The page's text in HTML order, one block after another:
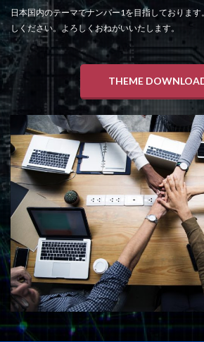
日本国内のテーマでナンバー1を目指しておりま
しください。よろしくおねがいいたします。
THEME